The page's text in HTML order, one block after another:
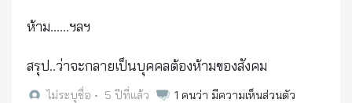
ห้าม......ฯลฯ
สรุป..ว่าจะกลายเป็นบุคคลต้องห้ามของสังคม
ไม่ระบุชื่อ • 5 ปีที่แล้ว 1 คนว่า มีความเห็นส่วนตัว